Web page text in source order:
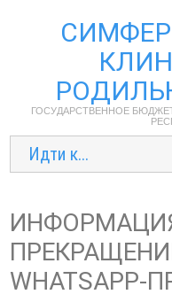
ГОСУДАРСТВЕННОЕ
Идти к...